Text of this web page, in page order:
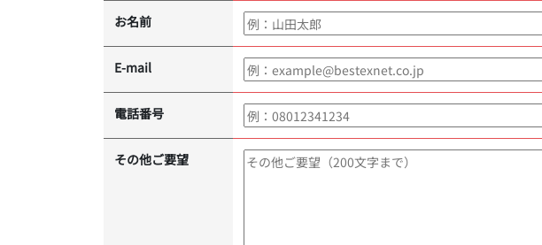
お名前
E-mail
電話番号
その他ご要望